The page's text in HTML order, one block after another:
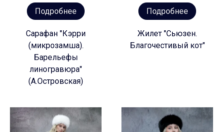
Подробнее
Сарафан "Кэрри
(микрозамша).
Барельефы
линогравюра"
(А.Островская)
Подробнее
Жилет "Сьюзен.
Благочестивый кот"